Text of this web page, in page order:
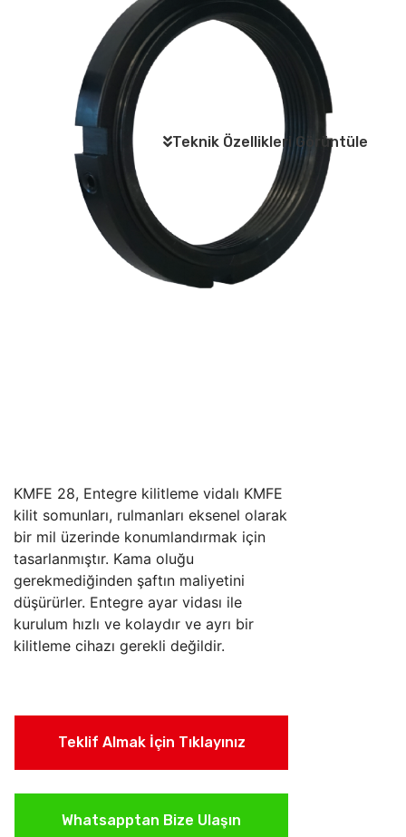
Teknik Özellikleri Görüntüle
KMFE 28, Entegre kilitleme vidalı KMFE
kilit somunları, rulmanları eksenel olarak
bir mil üzerinde konumlandırmak için
tasarlanmıştır. Kama oluğu
gerekmediğinden şaftın maliyetini
düşürürler. Entegre ayar vidası ile
kurulum hızlı ve kolaydır ve ayrı bir
kilitleme cihazı gerekli değildir.
Teklif Almak İçin Tıklayınız
Whatsapptan Bize Ulaşın